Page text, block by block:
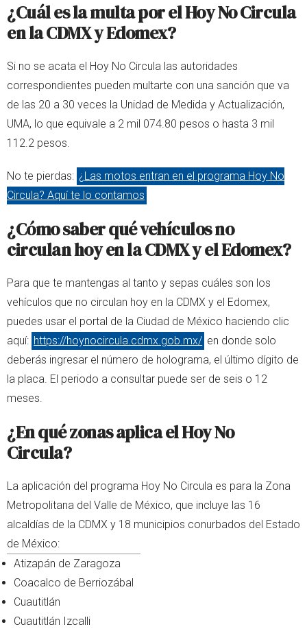
¿Cuál es la multa por el Hoy No Circula
en la CDMX y Edomex?
Si no se acata el Hoy No Circula las autoridades
correspondientes pueden multarte con una sanción que va
de las 20 a 30 veces la Unidad de Medida y Actualización,
UMA, lo que equivale a 2 mil 074.80 pesos o hasta 3 mil
112.2 pesos.
No te pierdas: ¿Las motos entran en el programa Hoy No
Circula? Aquí te lo contamos
¿Cómo saber qué vehículos no
circulan hoy en la CDMX y el Edomex?
Para que te mantengas al tanto y sepas cuáles son los
vehículos que no circulan hoy en la CDMX y el Edomex,
puedes usar el portal de la Ciudad de México haciendo clic
aquí: https://hoynocircula.cdmx.gob.mx/ en donde solo
deberás ingresar el número de holograma, el último dígito de
la placa. El periodo a consultar puede ser de seis o 12
meses.
¿En qué zonas aplica el Hoy No
Circula?
La aplicación del programa Hoy No Circula es para la Zona
Metropolitana del Valle de México, que incluye las 16
alcaldías de la CDMX y 18 municipios conurbados del Estado
de México:
Atizapán de Zaragoza
Coacalco de Berriozábal
Cuautitlán
Cuautitlán Izcalli